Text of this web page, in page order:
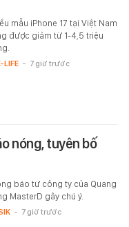
mẫu iPhone 17 tại Việt Nam
được giảm từ 1-4,5 triệu
LIFE - 7 giờ trước
nóng, tuyên bố
báo từ công ty của Quang
MasterD gây chú ý.
- 7 giờ trước